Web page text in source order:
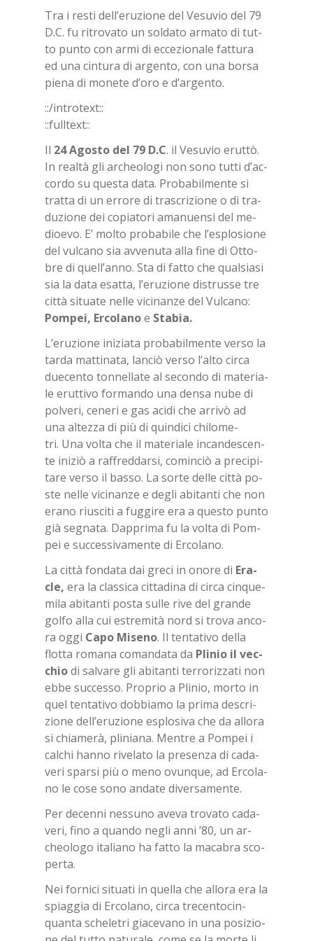
Tra i re­sti del­l’e­ru­zio­ne del Ve­su­vio del 79
D.C. fu ri­tro­va­to un sol­da­to ar­ma­to di tut­
to pun­to con armi di ec­ce­zio­na­le fat­tu­ra
ed una cin­tu­ra di ar­gen­to, con una bor­sa
pie­na di mo­ne­te d’o­ro e d’ar­gen­to.
::/in­tro­text::
::full­text::
Il 24 Ago­sto del 79 D.C. il Ve­su­vio erut­tò.
In real­tà gli ar­cheo­lo­gi non sono tut­ti d’ac­
cor­do su que­sta data. Pro­ba­bil­men­te si
trat­ta di un er­ro­re di tra­scri­zio­ne o di tra­
du­zio­ne dei co­pia­to­ri ama­nuen­si del me­
dioe­vo. E’ mol­to pro­ba­bi­le che l’e­splo­sio­ne
del vul­ca­no sia av­ve­nu­ta alla fine di Ot­to­
bre di quel­l’an­no. Sta di fat­to che qual­sia­si
sia la data esat­ta, l’e­ru­zio­ne di­strus­se tre
cit­tà si­tua­te nel­le vi­ci­nan­ze del Vul­ca­no:
Pom­pei, Er­co­la­noe Sta­bia.
L’e­ru­zio­ne ini­zia­ta pro­ba­bil­men­te ver­so la
tar­da mat­ti­na­ta, lan­ciò ver­so l’al­to cir­ca
due­cen­to ton­nel­la­te al se­con­do di ma­te­ria­
le erut­ti­vo for­man­do una den­sa nube di
pol­ve­ri, ce­ne­ri e gas aci­di che ar­ri­vò ad
una al­tez­za di più di quin­di­ci chi­lo­me­
tri. Una vol­ta che il ma­te­ria­le in­can­de­scen­
te ini­ziò a raf­fred­dar­si, co­min­ciò a pre­ci­pi­
ta­re ver­so il bas­so. La sor­te del­le cit­tà po­
ste nel­le vi­ci­nan­ze e de­gli abi­tan­ti che non
era­no riu­sci­ti a fug­gi­re era a que­sto pun­to
già se­gna­ta. Dap­pri­ma fu la vol­ta di Pom­
pei e suc­ces­si­va­men­te di Er­co­la­no.
La cit­tà fon­da­ta dai gre­ci in ono­re di Era­
cle, era la clas­si­ca cit­ta­di­na di cir­ca cin­que­
mi­la abi­tan­ti po­sta sul­le rive del gran­de
gol­fo alla cui estre­mi­tà nord si tro­va an­co­
ra oggi Capo Mi­se­no. Il ten­ta­ti­vo del­la
flot­ta ro­ma­na co­man­da­ta da Pli­nio il vec­
chiodi sal­va­re gli abi­tan­ti ter­ro­riz­za­ti non
ebbe suc­ces­so. Pro­prio a Pli­nio, mor­to in
quel ten­ta­ti­vo dob­bia­mo la pri­ma de­scri­
zio­ne del­l’e­ru­zio­ne esplo­si­va che da al­lo­ra
si chia­me­rà, pli­nia­na. Men­tre a Pom­pei i
cal­chi han­no ri­ve­la­to la pre­sen­za di ca­da­
ve­ri spar­si più o meno ovun­que, ad Er­co­la­
no le cose sono an­da­te di­ver­sa­men­te.
Per de­cen­ni nes­su­no ave­va tro­va­to ca­da­
ve­ri, fino a quan­do ne­gli anni ’80, un ar­
cheo­lo­go ita­lia­no ha fat­to la ma­ca­bra sco­
per­ta.
Nei for­ni­ci si­tua­ti in quel­la che al­lo­ra era la
spiag­gia di Er­co­la­no, cir­ca tre­cen­to­cin­
quan­ta sche­le­tri gia­ce­va­no in una po­si­zio­